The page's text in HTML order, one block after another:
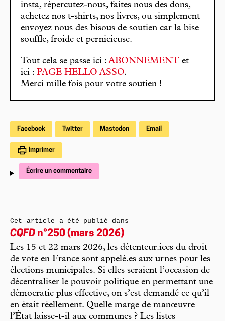
insta, répercutez-nous, faites nous des dons,
achetez nos t-shirts, nos livres, ou simplement
envoyez nous des bisous de soutien car la bise
souffle, froide et pernicieuse.
Tout cela se passe ici : ABONNEMENT et
ici : PAGE HELLO ASSO.
Merci mille fois pour votre soutien !
Facebook Twitter Mastodon Email
Imprimer
Écrire un commentaire
Cet article a été publié dans
CQFD n°250 (mars 2026)
Les 15 et 22 mars 2026, les détenteur.ices du droit
de vote en France sont appelé.es aux urnes pour les
élections municipales. Si elles seraient l’occasion de
décentraliser le pouvoir politique en permettant une
démocratie plus effective, on s’est demandé ce qu’il
en était réellement. Quelle marge de manœuvre
l’État laisse-t-il aux communes ? Les listes